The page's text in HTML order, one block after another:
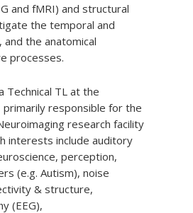
and fMRI) and structural
the temporal and
and the anatomical
processes.
Technical TL at the
primarily responsible for the
research facility
interests include auditory
perception,
(e.g. Autism), noise
& structure,
(EEG),